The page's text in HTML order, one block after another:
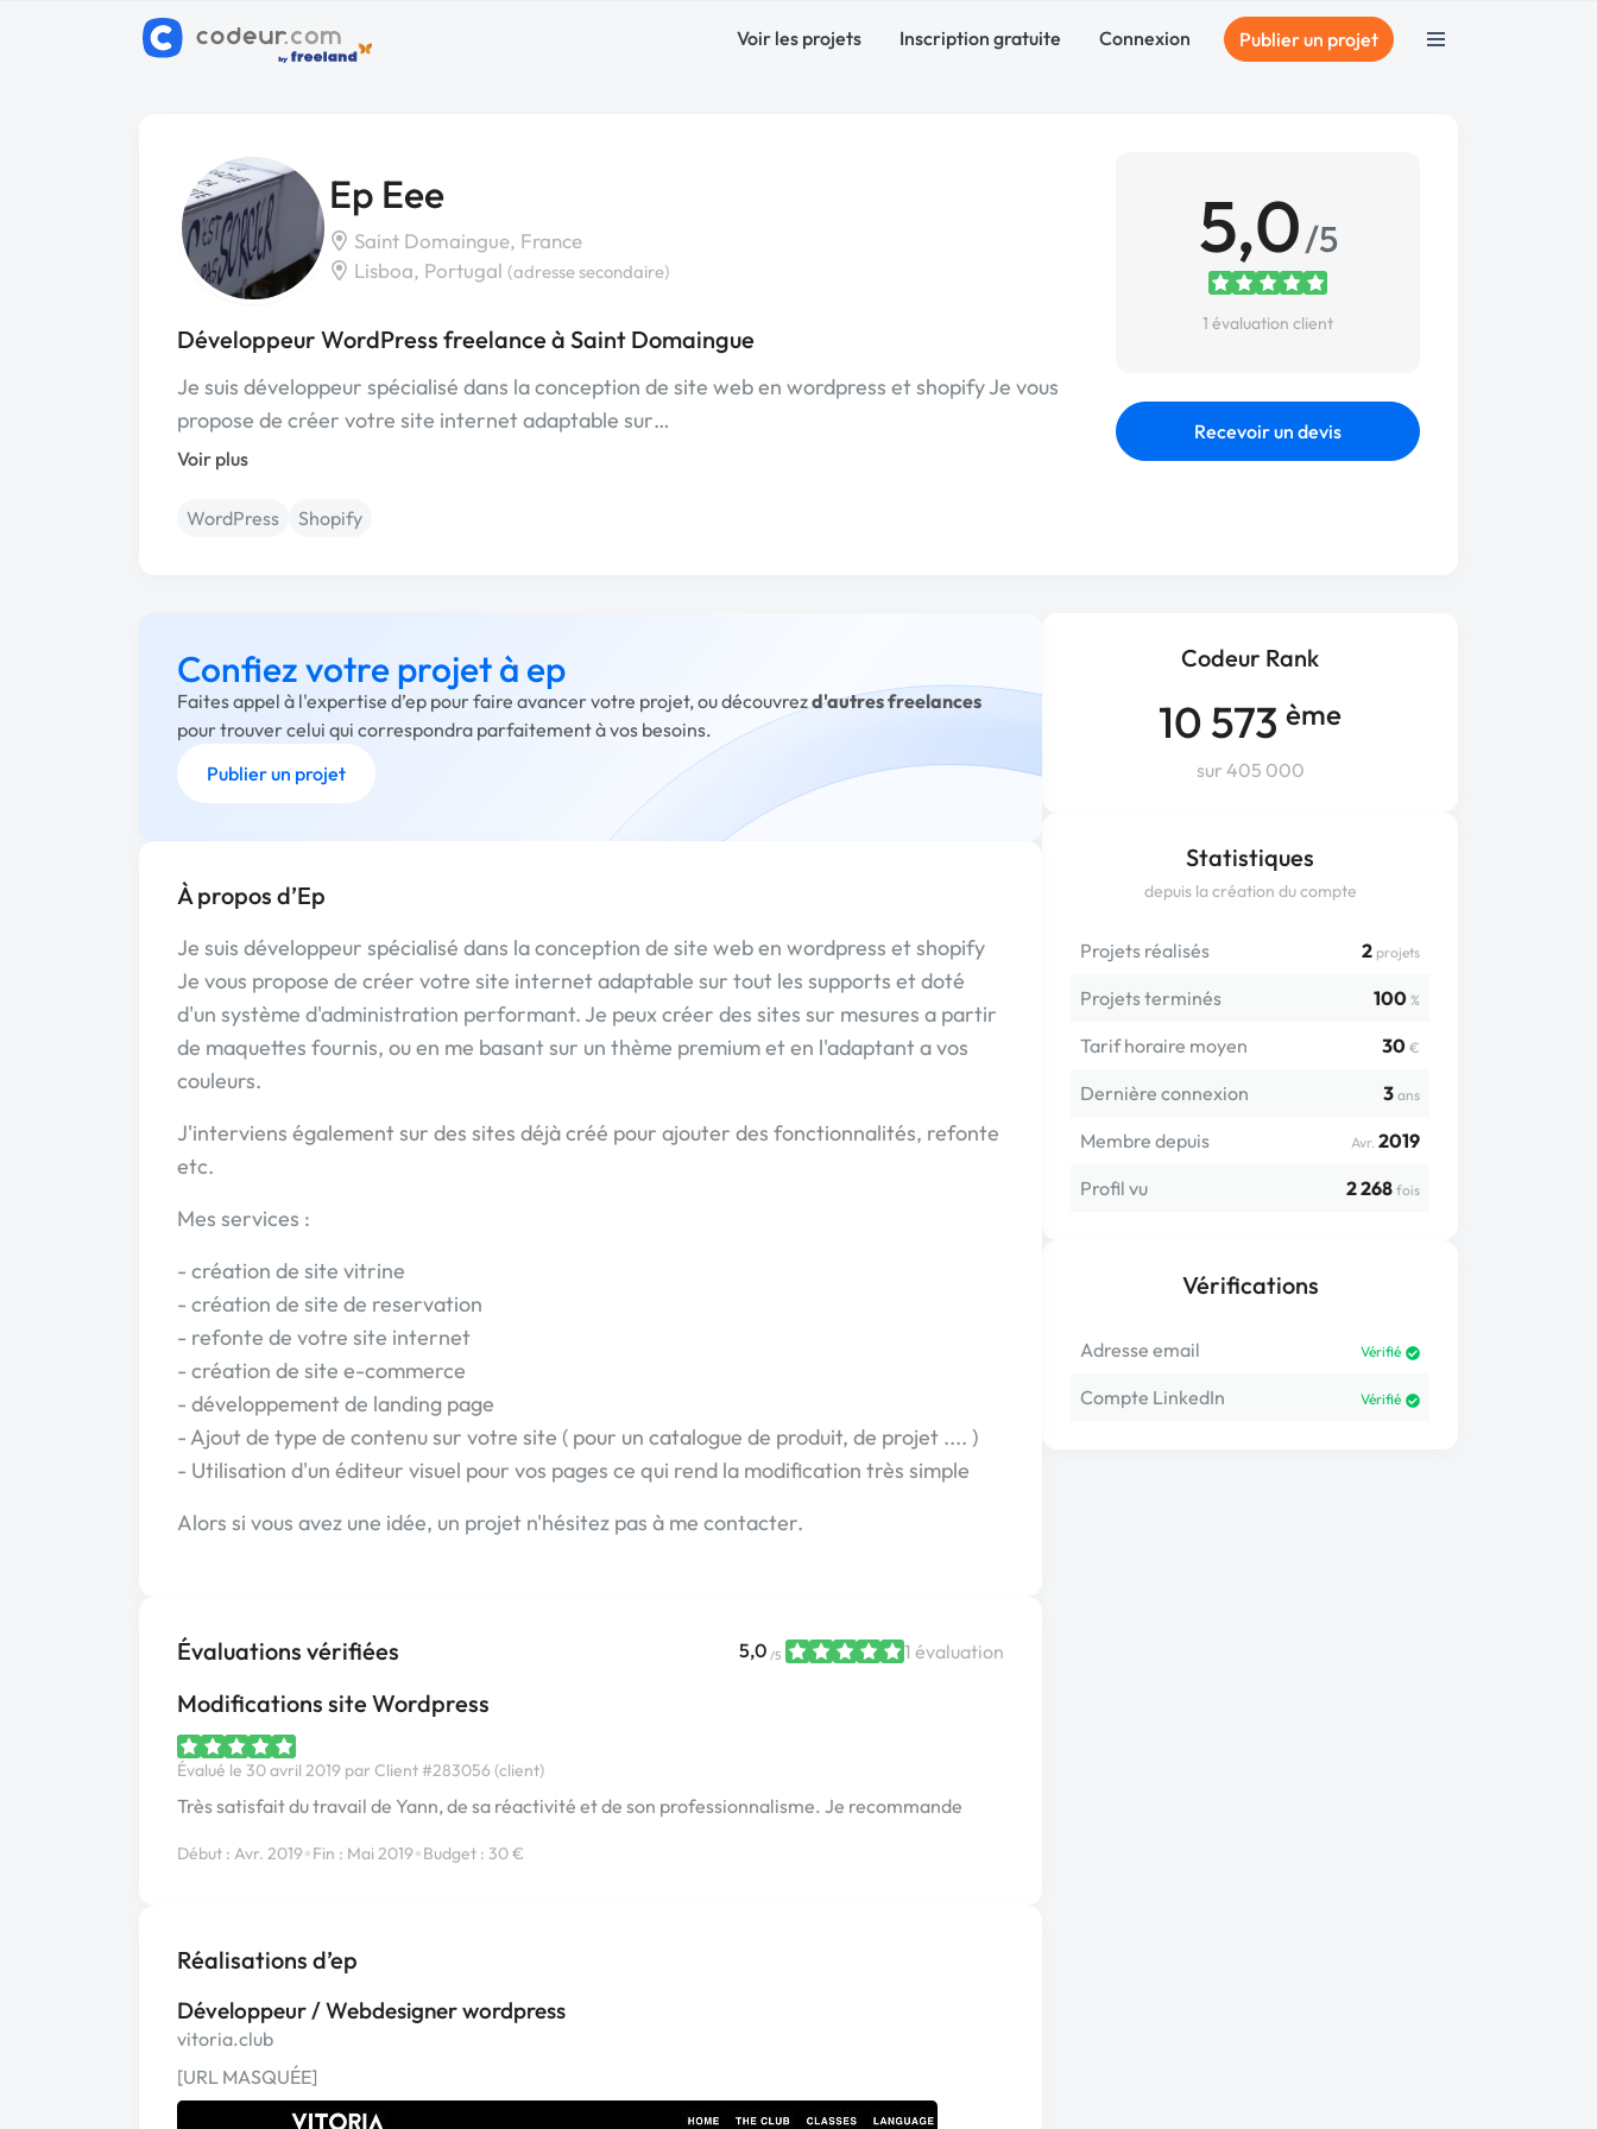
Voir les projets Inscription gratuite Connexion Publier un projet
Ep Eee
Saint Domaingue, France
Lisboa, Portugal (adresse secondaire)
Développeur WordPress freelance à Saint Domaingue
Je suis développeur spécialisé dans la conception de site web en wordpress et shopify Je vous
propose de créer votre site internet adaptable sur…
Voir plus
WordPress Shopify
5,0/5
1 évaluation client
Recevoir un devis
Codeur Rank
10 573 ème
sur 405 000
Statistiques
depuis la création du compte
Projets réalisés 2 projets
Projets terminés 100 %
Tarif horaire moyen 30 €
Dernière connexion 3 ans
Membre depuis Avr. 2019
Profil vu
2 268 fois
Vérifications
Adresse email Vérifié
Compte LinkedIn Vérifié
Confiez votre projet à ep
Faites appel à l'expertise d’ep pour faire avancer votre projet, ou découvrezd'autres freelances
pour trouver celui qui correspondra parfaitement à vos besoins.
Publier un projet
À propos d’Ep
Je suis développeur spécialisé dans la conception de site web en wordpress et shopify
Je vous propose de créer votre site internet adaptable sur tout les supports et doté
d'un système d'administration performant. Je peux créer des sites sur mesures a partir
de maquettes fournis, ou en me basant sur un thème premium et en l'adaptant a vos
couleurs.
J'interviens également sur des sites déjà créé pour ajouter des fonctionnalités, refonte
etc.
Mes services :
- création de site vitrine
- création de site de reservation
- refonte de votre site internet
- création de site e-commerce
- développement de landing page
- Ajout de type de contenu sur votre site ( pour un catalogue de produit, de projet .... )
- Utilisation d'un éditeur visuel pour vos pages ce qui rend la modification très simple
Alors si vous avez une idée, un projet n'hésitez pas à me contacter.
Évaluations vérifiées 5,0 /5 1 évaluation
Modifications site Wordpress
Évalué le 30 avril 2019 par Client #283056 (client)
Très satisfait du travail de Yann, de sa réactivité et de son professionnalisme. Je recommande
Début : Avr. 2019•Fin : Mai 2019•Budget : 30 €
Réalisations d’ep
Développeur / Webdesigner wordpress
vitoria.club
[URL MASQUÉE]